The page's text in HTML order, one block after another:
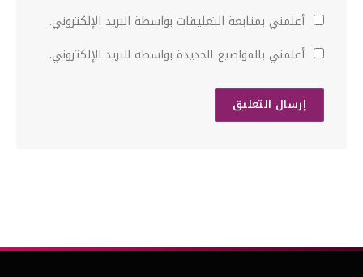
أعلمني بمتابعة التعليقات بواسطة البريد الإلكتروني.
أعلمني بالمواضيع الجديدة بواسطة البريد الإلكتروني.